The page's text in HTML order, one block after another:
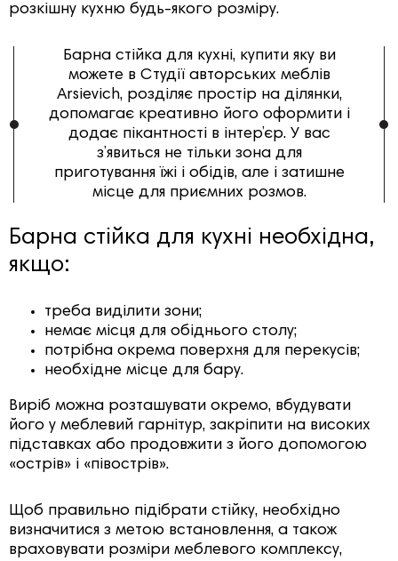
розкішну кухню будь-якого розміру.
Барна стійка для кухні, купити яку ви
можете в Студії авторських меблів
Arsievich, розділяє простір на ділянки,
допомагає креативно його оформити і
додає пікантності в інтер’єр. У вас
з’явиться не тільки зона для
приготування їжі і обідів, але і затишне
місце для приємних розмов.
Барна стійка для кухні необхідна,
якщо:
треба виділити зони;
немає місця для обіднього столу;
потрібна окрема поверхня для перекусів;
необхідне місце для бару.
Виріб можна розташувати окремо, вбудувати
його у меблевий гарнітур, закріпити на високих
підставках або продовжити з його допомогою
«острів» і «півострів».
Щоб правильно підібрати стійку, необхідно
визначитися з метою встановлення, а також
враховувати розміри меблевого комплексу,